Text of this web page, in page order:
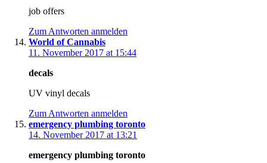
job offers
Zum Antworten anmelden
World of Cannabis
11. November 2017 at 15:44
decals
UV vinyl decals
Zum Antworten anmelden
emergency plumbing toronto
14. November 2017 at 13:21
emergency plumbing toronto